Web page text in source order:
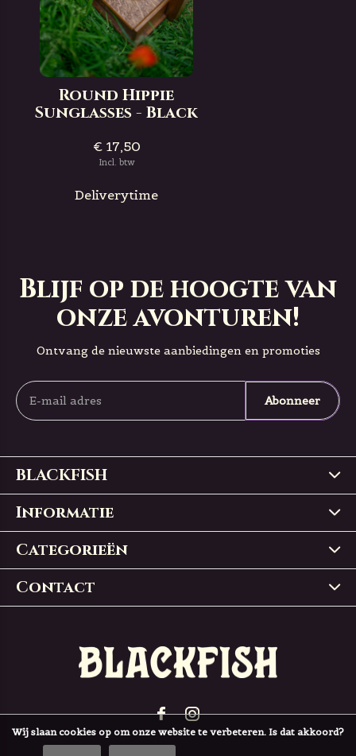
Round Hippie
Sunglasses - Black
€ 17,50
Incl. btw
Deliverytime
Blijf op de hoogte van
onze avonturen!
Ontvang de nieuwste aanbiedingen en promoties
Abonneer
BLACKFISH
Informatie
Categorieën
Contact
Wij slaan cookies op om onze website te verbeteren. Is dat akkoord?